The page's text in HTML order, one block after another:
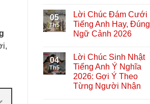
05
Th5
Lời Chúc Đám Cưới
Tiếng Anh Hay, Đúng
Ngữ Cảnh 2026
04
Th5
Lời Chúc Sinh Nhật
Tiếng Anh Ý Nghĩa
2026: Gợi Ý Theo
Từng Người Nhận